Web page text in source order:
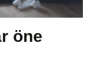
öne